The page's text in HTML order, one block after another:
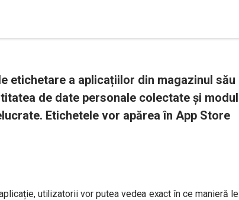
etichetare a aplicațiilor din magazinul său
de date personale colectate și modul
Etichetele vor apărea în App Store
utilizatorii vor putea vedea exact în ce manieră le